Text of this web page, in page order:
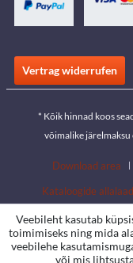
Vertrag widerrufen
* Kõik hinnad koos
võimalike järelmaksu
Download area
Kataloogide
Veebileht kasutab
toimimiseks ning mida
veebilehe
või mis